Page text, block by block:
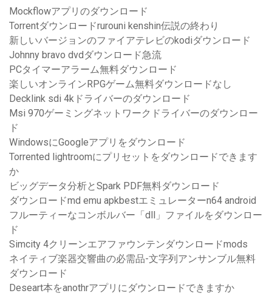
Mockflowアプリのダウンロード
Torrentダウンロードrurouni kenshin伝説の終わり
新しいバージョンのファイアテレビのkodiダウンロード
Johnny bravo dvdダウンロード急流
PCタイマーアラーム無料ダウンロード
楽しいオンラインRPGゲーム無料ダウンロードなし
Decklink sdi 4kドライバーのダウンロード
Msi 970ゲーミングネットワークドライバーのダウンロー
ド
WindowsにGoogleアプリをダウンロード
Torrented lightroomにプリセットをダウンロードできます
か
ビッグデータ分析とSpark PDF無料ダウンロード
ダウンロードmd emu apkbestエミュレーターn64 android
フルーティーなコンボルバー「dll」ファイルをダウンロー
ド
Simcity 4クリーンエアファウンテンダウンロードmods
ネイティブ楽器交響曲の必需品-文字列アンサンブル無料
ダウンロード
Deseart本をanothrアプリにダウンロードできますか